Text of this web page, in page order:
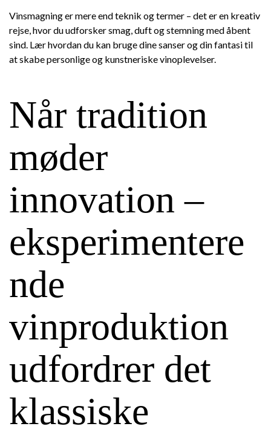
Vinsmagning er mere end teknik og termer – det er en kreativ
rejse, hvor du udforsker smag, duft og stemning med åbent
sind. Lær hvordan du kan bruge dine sanser og din fantasi til
at skabe personlige og kunstneriske vinoplevelser.
Når tradition
møder
innovation –
eksperimentere
nde
vinproduktion
udfordrer det
klassiske